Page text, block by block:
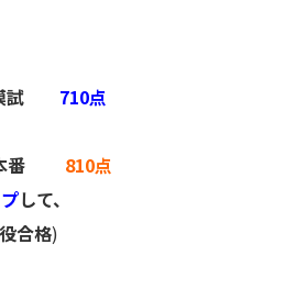
試
710点
番
810点
して、
合格)